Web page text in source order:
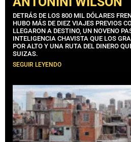
DETRÁS DE LOS 800 MIL DÓLARES
HUBO MÁS DE DIEZ VIAJES PREVIOS
LLEGARON A DESTINO, UN NOVENO
INTELIGENCIA CHAVISTA QUE LOS
POR ALTO Y UNA RUTA DEL DINERO
SUIZAS.
SEGUIR LEYENDO